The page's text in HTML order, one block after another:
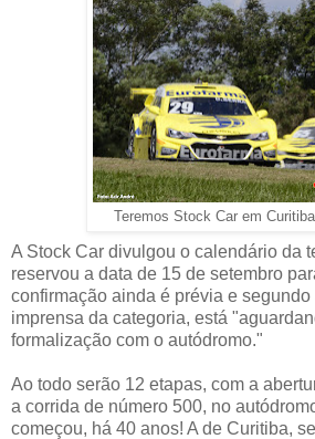
Teremos Stock Car em
A Stock Car divulgou o calendário da
reservou a data de 15 de setembro
confirmação ainda é prévia e
imprensa da categoria, está
formalização com o autódromo."
Ao todo serão 12 etapas, com a
a corrida de número 500, no
começou, há 40 anos! A de Curitiba,